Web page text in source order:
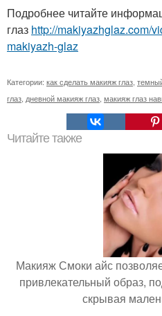
Подробнее читайте
глаз http://makiyazhglaz.com/
makiyazh-glaz
Категории: как сделать макияж глаз
глаз дневной макияж глаз макияж глаз
Читайте также
Макияж Смоки айс
привлекательный образ,
скрывая